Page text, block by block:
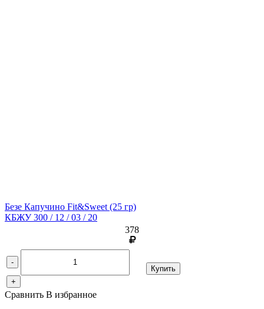
Безе Капучино Fit&Sweet (25 гр)
КБЖУ 300 / 12 / 03 / 20
378
-
+
Купить
Сравнить В избранное